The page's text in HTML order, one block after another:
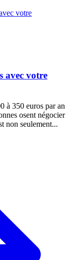
avec votre
à 350 euros par an
osent négocier
non seulement...